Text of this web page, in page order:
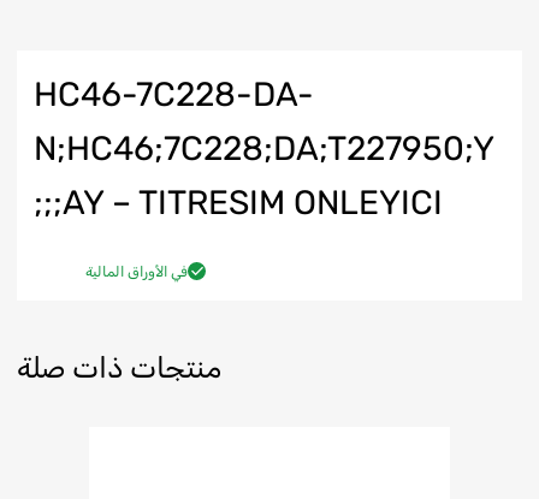
HC46-7C228-DA-
N;HC46;7C228;DA;T227950;Y
AY – TITRESIM ONLEYICI;;;
في الأوراق المالية
منتجات ذات صلة